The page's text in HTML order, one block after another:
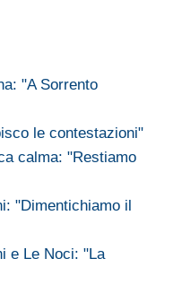
"A Sorrento
le contestazioni"
calma: "Restiamo
"Dimentichiamo il
e Le Noci: "La